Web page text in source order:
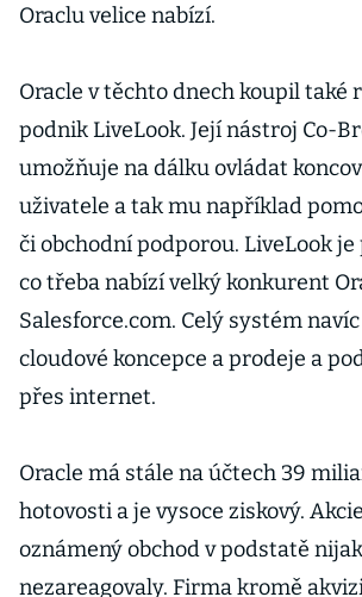
Oraclu velice nabízí.
Oracle v těchto dnech koupil také
podnik LiveLook. Její nástroj Co-
umožňuje na dálku ovládat
uživatele a tak mu například
či obchodní podporou. LiveLook
co třeba nabízí velký konkurent
Salesforce.com. Celý systém
cloudové koncepce a prodeje a
přes internet.
Oracle má stále na účtech 39
hotovosti a je vysoce ziskový.
oznámený obchod v podstatě nijak
nezareagovaly. Firma kromě